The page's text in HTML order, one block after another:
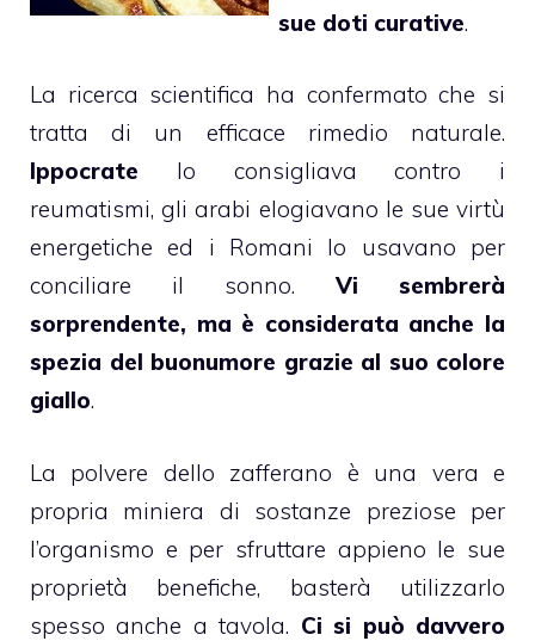
sue doti curative.
La ricerca scientifica ha confermato che si
tratta di un efficace rimedio naturale.
Ippocrate lo consigliava contro i
reumatismi, gli arabi elogiavano le sue virtù
energetiche ed i Romani lo usavano per
conciliare il sonno.Vi sembrerà
sorprendente, ma è considerata anche la
spezia del buonumore grazie al suo colore
giallo.
La polvere dello zafferano è una vera e
propria miniera di sostanze preziose per
l’organismo e per sfruttare appieno le sue
proprietà benefiche, basterà utilizzarlo
spesso anche a tavola. Ci si può davvero